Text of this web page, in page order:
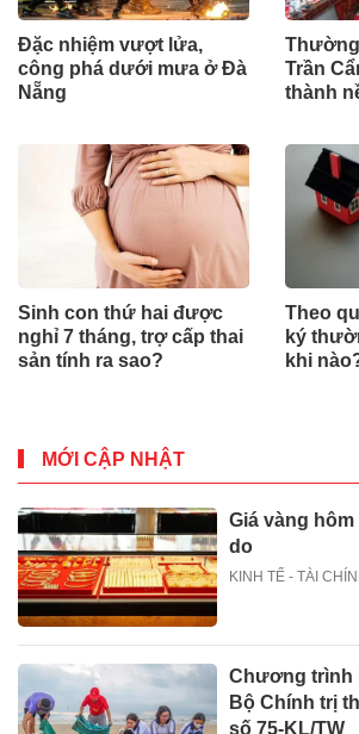
Đặc nhiệm vượt lửa,
công phá dưới mưa ở Đà
Nẵng
Trần
thành
Sinh con thứ hai được
nghỉ 7 tháng, trợ cấp thai
sản tính ra sao?
Theo
ký
khi
MỚI CẬP NHẬT
Giá vàng
do
KINH TẾ - TÀI
Chương trình
Bộ Chính trị
số 75-KL/TW